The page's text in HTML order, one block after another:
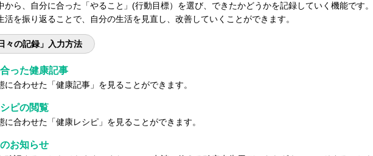
から、自分に合った「やること」(行動目標）を選び、できたかどうかを記録していく機能です。
活を振り返ることで、自分の生活を見直し、改善していくことができます。
々の記録」入力方法
った健康記事
に合わせた「健康記事」を見ることができます。
ピの閲覧
に合わせた「健康レシピ」を見ることができます。
お知らせ